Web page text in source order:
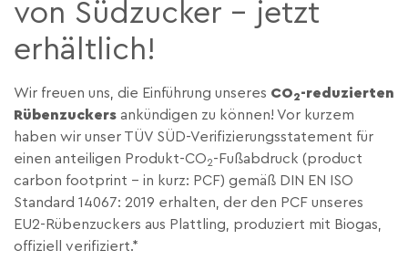
von Südzucker – jetzt
erhältlich!
Wir freuen uns, die Einführung unseres CO2-reduzierten
Rübenzuckers ankündigen zu können! Vor kurzem
haben wir unser TÜV SÜD-Verifizierungsstatement für
einen anteiligen Produkt-CO2-Fußabdruck (product
carbon footprint – in kurz: PCF) gemäß DIN EN ISO
Standard 14067: 2019 erhalten, der den PCF unseres
EU2-Rübenzuckers aus Plattling, produziert mit Biogas,
offiziell verifiziert.*